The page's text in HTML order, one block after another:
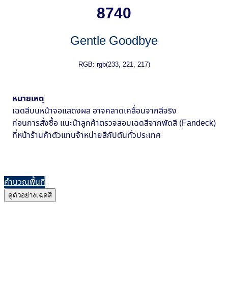
8740
Gentle Goodbye
RGB: rgb(233, 221, 217)
หมายเหตุ
เฉดสีบนหน้าจอแสดงผล อาจคลาดเคลื่อนจากสีจริง
ก่อนการสั่งซื้อ แนะน้าลูกค้าตรวจสอบเฉดสีจากพัดสี (Fandeck)
ที่หน้าร้านค้าตัวแทนจ้าหน่ายสีกัปตันทั่วประเทศ
คำนวณพื้นที่
ดูตัวอย่างเฉดสี